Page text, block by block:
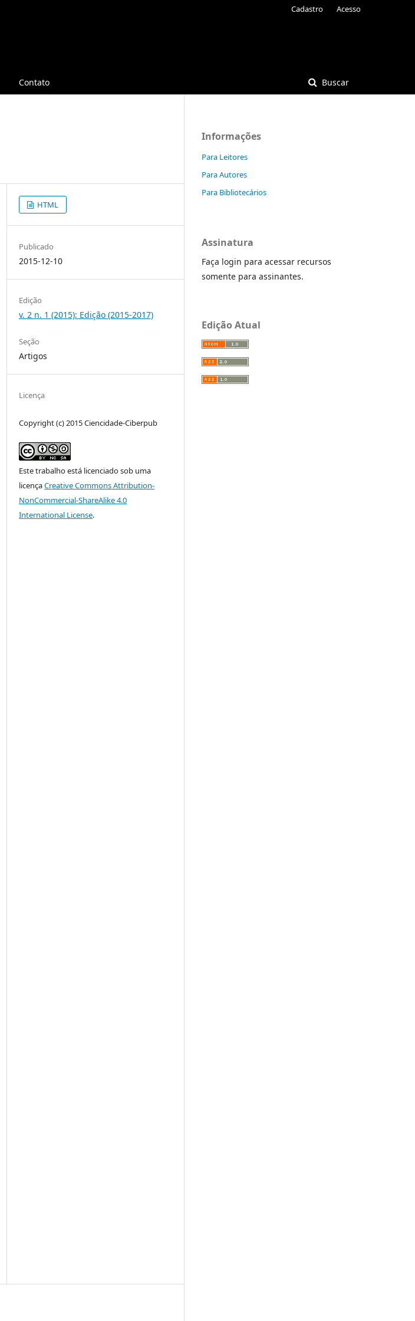
Contato Buscar
Cadastro Acesso
HTML
Publicado
2015-12-10
Edição
v. 2 n. 1 (2015): Edição (2015-2017)
Seção
Artigos
Licença
Copyright (c) 2015 Ciencidade-Ciberpub
Este trabalho está licenciado sob uma
licençaCreative Commons Attribution-
NonCommercial-ShareAlike 4.0
International License.
Informações
Para Leitores
Para Autores
Para Bibliotecários
Assinatura
Faça login para acessar recursos
somente para assinantes.
Edição Atual